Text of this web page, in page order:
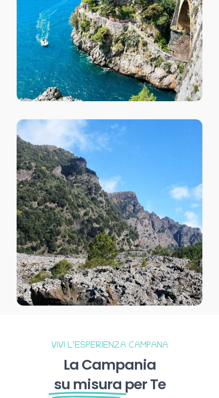
VIVI L’ESPERIENZA CAMPANA
La Campania
su misura per Te